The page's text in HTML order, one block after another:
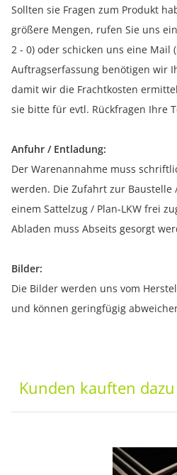
Sollten sie Fragen zum Produkt
größere Mengen, rufen Sie uns
2 - 0) oder schicken uns eine Mail
Auftragserfassung benötigen wir
damit wir die Frachtkosten
sie bitte für evtl. Rückfragen Ihre
Anfuhr / Entladung:
Der Warenannahme muss
werden. Die Zufahrt zur Baustelle
einem Sattelzug / Plan-LKW frei
Abladen muss Abseits gesorgt
Bilder:
Die Bilder werden uns vom
und können geringfügig
Kunden kauften